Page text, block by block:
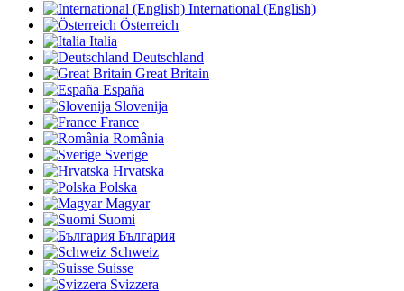
International (English)
Österreich
Italia
Deutschland
Great Britain
España
Slovenija
France
România
Sverige
Hrvatska
Polska
Magyar
Suomi
България
Schweiz
Suisse
Svizzera